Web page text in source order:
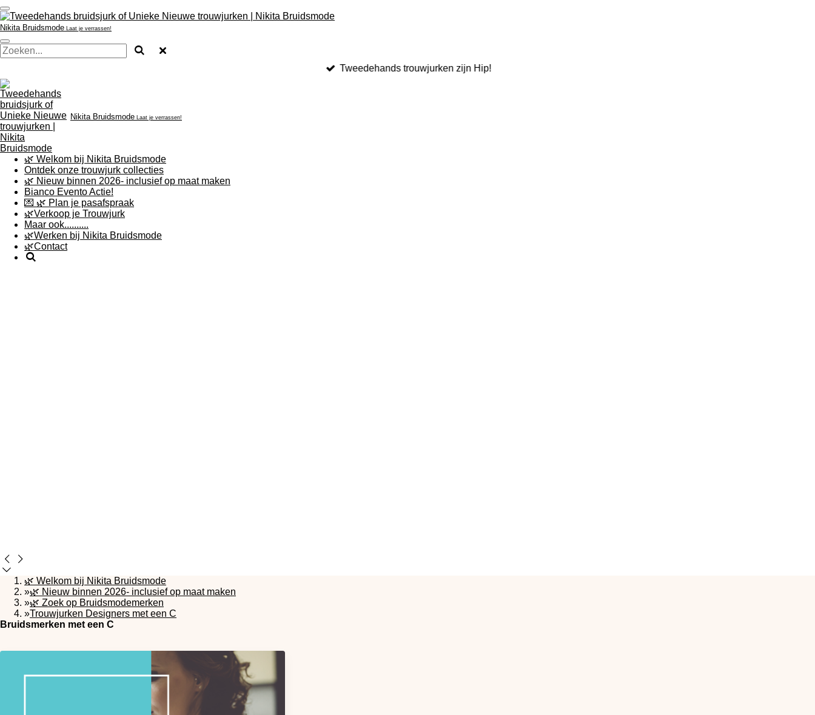
Ga
direct
naar
de
hoofdinhoud
NikitaBruidsmode Laat je verrassen!
Tweedehands trouwjurken zijn Hip!
NikitaBruidsmode Laat je verrassen!
🌿 Welkom bij Nikita Bruidsmode
Ontdek onze trouwjurk collecties
🌿 Nieuw binnen 2026- inclusief op maat maken
Bianco Evento Actie!
💌 🌿 Plan je pasafspraak
🌿Verkoop je Trouwjurk
Maar ook..........
🌿Werken bij Nikita Bruidsmode
🌿Contact
🌿 Welkom bij Nikita Bruidsmode
»🌿 Nieuw binnen 2026- inclusief op maat maken
»🌿 Zoek op Bruidsmodemerken
»Trouwjurken Designers met een C
Bruidsmerken met een C